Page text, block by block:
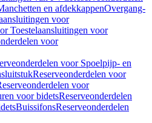
en afdekkappenOvergang-
voor
Toestelaansluitingen voor
voor
voor Spoelpijp- en
Reserveonderdelen voor
voor
voor bidetsReserveonderdelen
BuissifonsReserveonderdelen